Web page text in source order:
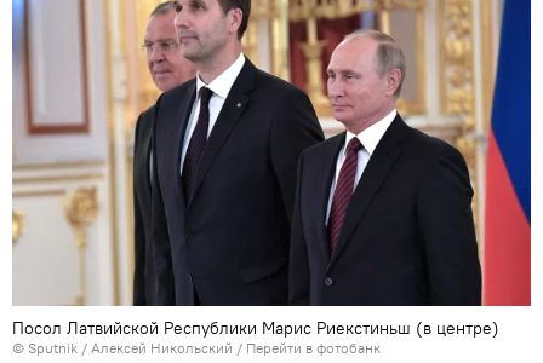
Посол Латвийской Республики Марис Риекстиньш (в центре)
© Sputnik / Алексей Никольский / Перейти в фотобанк